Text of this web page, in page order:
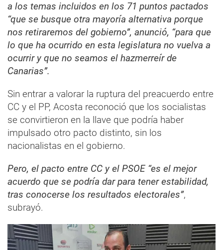
a los temas incluidos en los 71 puntos pactados
“que se busque otra mayoría alternativa porque
nos retiraremos del gobierno”, anunció, “para que
lo que ha ocurrido en esta legislatura no vuelva a
ocurrir y que no seamos el hazmerreír de
Canarias”.
Sin entrar a valorar la ruptura del preacuerdo entre
CC y el PP, Acosta reconoció que los socialistas
se convirtieron en la llave que podría haber
impulsado otro pacto distinto, sin los
nacionalistas en el gobierno.
Pero, el pacto entre CC y el PSOE “es el mejor
acuerdo que se podría dar para tener estabilidad,
tras conocerse los resultados electorales”,
subrayó.